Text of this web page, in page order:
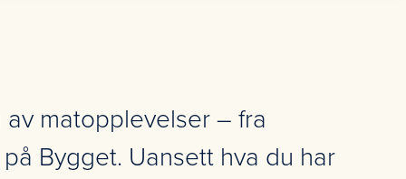
matopplevelser – fra
Bygget. Uansett hva du har